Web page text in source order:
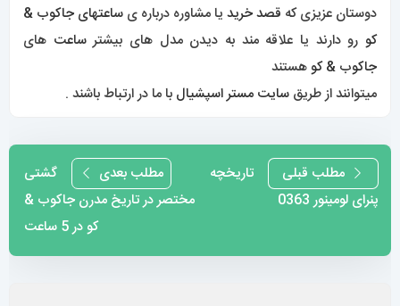
دوستان عزیزی که قصد خرید یا مشاوره درباره ی ساعتهای جاکوب &
کو رو دارند یا علاقه مند به دیدن مدل های بیشترساعت های
جاکوب & کوهستند
میتوانند از طریق سایت مستر اسپشیال با ما در ارتباط باشند .
راهبری
نوشته
مطلب قبلی
تاریخچه
پنرای لومینور 0363
مطلب بعدی
گشتی
مختصر در تاریخ مدرن جاکوب &
کو در 5 ساعت